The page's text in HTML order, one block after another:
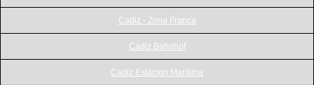
Cadiz - Zona Franca
Cadiz Bahnhof
Cadiz Estacion Maritima